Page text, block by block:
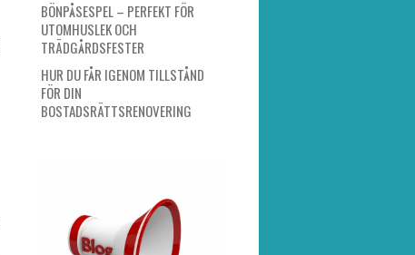
BÖNPÅSESPEL – PERFEKT FÖR
UTOMHUSLEK OCH
TRÄDGÅRDSFESTER
HUR DU FÅR IGENOM TILLSTÅND
FÖR DIN
BOSTADSRÄTTSRENOVERING